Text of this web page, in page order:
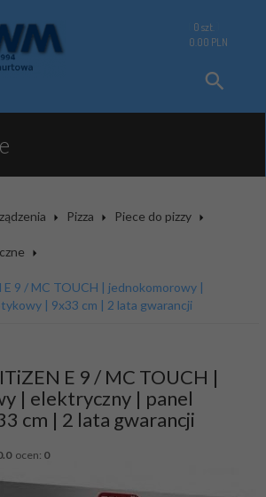
0 szt.
0.00 PLN
Pizza Piece do pizzy
E 9 / MC TOUCH | jednokomorowy |
| 9x33 cm | 2 lata gwarancji
E 9 / MC TOUCH |
| elektryczny | panel
cm | 2 lata gwarancji
ocen: 0